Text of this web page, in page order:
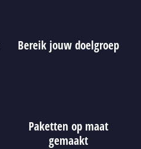
Bereik jouw doelgroep
Paketten op maat
gemaakt